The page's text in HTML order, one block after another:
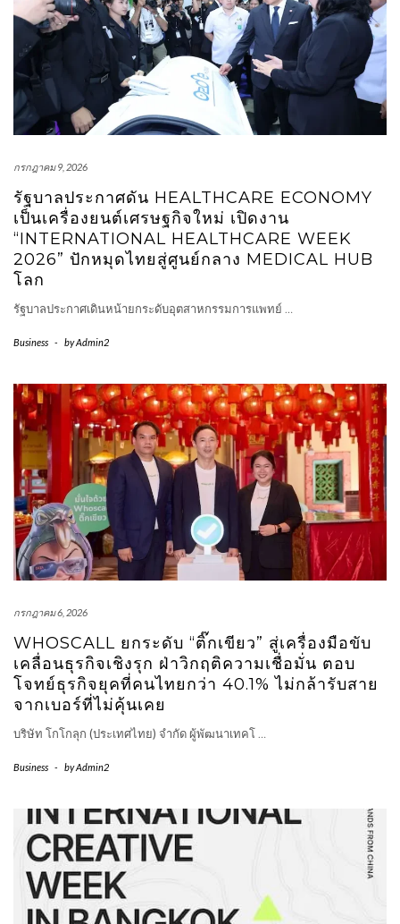
กรกฎาคม 9, 2026
รัฐบาลประกาศดัน HEALTHCARE ECONOMY
เป็นเครื่องยนต์เศรษฐกิจใหม่ เปิดงาน
“INTERNATIONAL HEALTHCARE WEEK
2026” ปักหมุดไทยสู่ศูนย์กลาง MEDICAL HUB
โลก
รัฐบาลประกาศเดินหน้ายกระดับอุตสาหกรรมการแพทย์ …
Business - byAdmin2
กรกฎาคม 6, 2026
WHOSCALL ยกระดับ “ติ๊กเขียว” สู่เครื่องมือขับ
เคลื่อนธุรกิจเชิงรุก ฝ่าวิกฤติความเชื่อมั่น ตอบ
โจทย์ธุรกิจยุคที่คนไทยกว่า 40.1% ไม่กล้ารับสาย
จากเบอร์ที่ไม่คุ้นเคย
บริษัท โกโกลุก (ประเทศไทย) จำกัด ผู้พัฒนาเทคโ …
Business - byAdmin2